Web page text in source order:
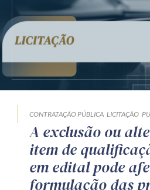
CONTRATAÇÃO PÚBLICA LICITAÇÃO
A exclusão ou
item de
em edital pode
formulação das